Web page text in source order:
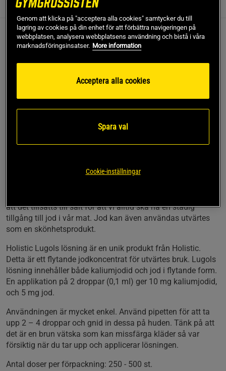
Information Recensioner
Lugols lösning från Holistic är en flytande lösning för
utvärtes bruk. Denna produkt innehåller både jod och
Lugols lösning är en unik produkt. Detta är en flytande
glasflaska med en smidig pipett. Den dagliga mängden är
endast 0,1 – 0,2 ml som du tar upp med den medföljande
pipetten och applicerar på huden.
Med jod och kaliumjodid
att det tillsätts till salt för att vi alltid ska ha en stadig
tillgång till jod i vår mat. Jod kan även användas utvärtes
som en skönhetsprodukt.
Holistic Lugols lösning är en unik produkt från Holistic.
Detta är ett flytande jodkoncentrat för utvärtes bruk. Lugols
lösning innehåller både kaliumjodid och jod i flytande form.
En applikation på 2 droppar (0,1 ml) ger 10 mg kaliumjodid,
och 5 mg jod.
Användningen är mycket enkel. Använd pipetten för att ta
upp 2 – 4 droppar och gnid in dessa på huden. Tänk på att
det är en brun vätska som kan missfärga kläder så var
försiktig när du tar upp och applicerar lösningen.
Antal doser per förpackning: 250 - 500 st.
Genom att klicka på "acceptera alla cookies" samtycker du till
lagring av cookies på din enhet för att förbättra navigeringen på
webbplatsen, analysera webbplatsens användning och bistå i våra
marknadsföringsinsatser. More information
Acceptera alla cookies
Spara val
Cookie-inställningar